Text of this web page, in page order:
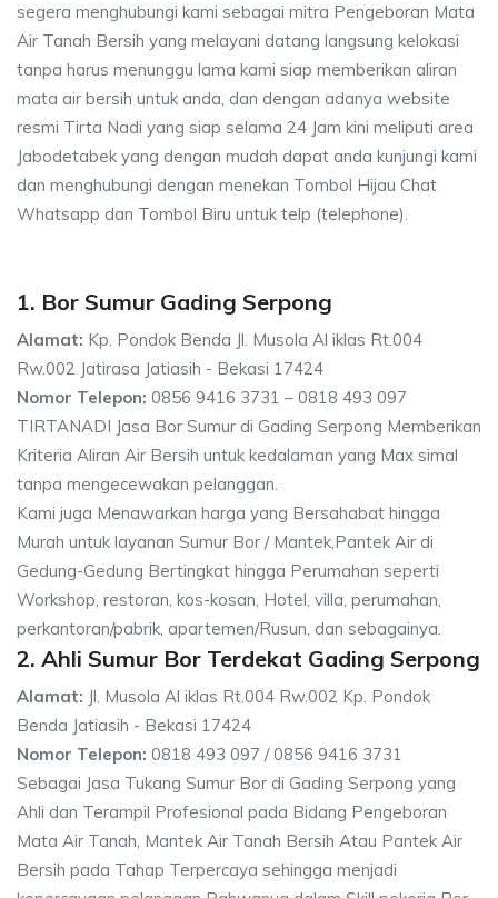
segera menghubungi kami sebagai mitra Pengeboran Mata
Air Tanah Bersih yang melayani datang langsung kelokasi
tanpa harus menunggu lama kami siap memberikan aliran
mata air bersih untuk anda, dan dengan adanya website
resmi Tirta Nadi yang siap selama 24 Jam kini meliputi area
Jabodetabek yang dengan mudah dapat anda kunjungi kami
dan menghubungi dengan menekan Tombol Hijau Chat
Whatsapp dan Tombol Biru untuk telp (telephone).
1. Bor Sumur Gading Serpong
Alamat: Kp. Pondok Benda Jl. Musola Al iklas Rt.004
Rw.002 Jatirasa Jatiasih - Bekasi 17424
Nomor Telepon: 0856 9416 3731 – 0818 493 097
TIRTANADI Jasa Bor Sumur di Gading Serpong Memberikan
Kriteria Aliran Air Bersih untuk kedalaman yang Max simal
tanpa mengecewakan pelanggan.
Kami juga Menawarkan harga yang Bersahabat hingga
Murah untuk layanan Sumur Bor / Mantek,Pantek Air di
Gedung-Gedung Bertingkat hingga Perumahan seperti
Workshop, restoran, kos-kosan, Hotel, villa, perumahan,
perkantoran/pabrik, apartemen/Rusun, dan sebagainya.
2. Ahli Sumur Bor Terdekat Gading Serpong
Alamat: Jl. Musola Al iklas Rt.004 Rw.002 Kp. Pondok
Benda Jatiasih - Bekasi 17424
Nomor Telepon: 0818 493 097 / 0856 9416 3731
Sebagai Jasa Tukang Sumur Bor di Gading Serpong yang
Ahli dan Terampil Profesional pada Bidang Pengeboran
Mata Air Tanah, Mantek Air Tanah Bersih Atau Pantek Air
Bersih pada Tahap Terpercaya sehingga menjadi